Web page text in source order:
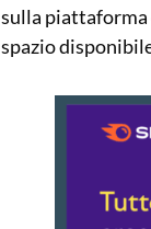
sulla piattaforma
spazio